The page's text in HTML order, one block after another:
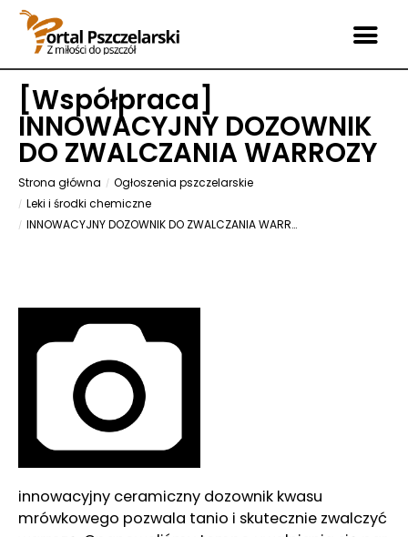
[Współpraca]
INNOWACYJNY DOZOWNIK
DO ZWALCZANIA WARROZY
Strona główna
Ogłoszenia pszczelarskie
Leki i środki chemiczne
INNOWACYJNY DOZOWNIK DO ZWALCZANIA WARROZY
innowacyjny ceramiczny dozownik kwasu
mrówkowego pozwala tanio i skutecznie zwalczyć